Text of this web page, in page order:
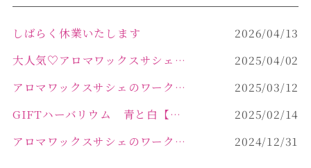
しばらく休業いたします
2026/04/13
大人気♡アロマワックスサシェ作り
2025/04/02
アロマワックスサシェのワークショップinPOLA中込原店 VOL.2
2025/03/12
GIFTハーバリウム 青と白【佐久市 ハーバリウム ギフト】
2025/02/14
アロマワックスサシェのワークショップinPOLA中込原店ご報告【佐久市 キャンドル サシェ】
2024/12/31